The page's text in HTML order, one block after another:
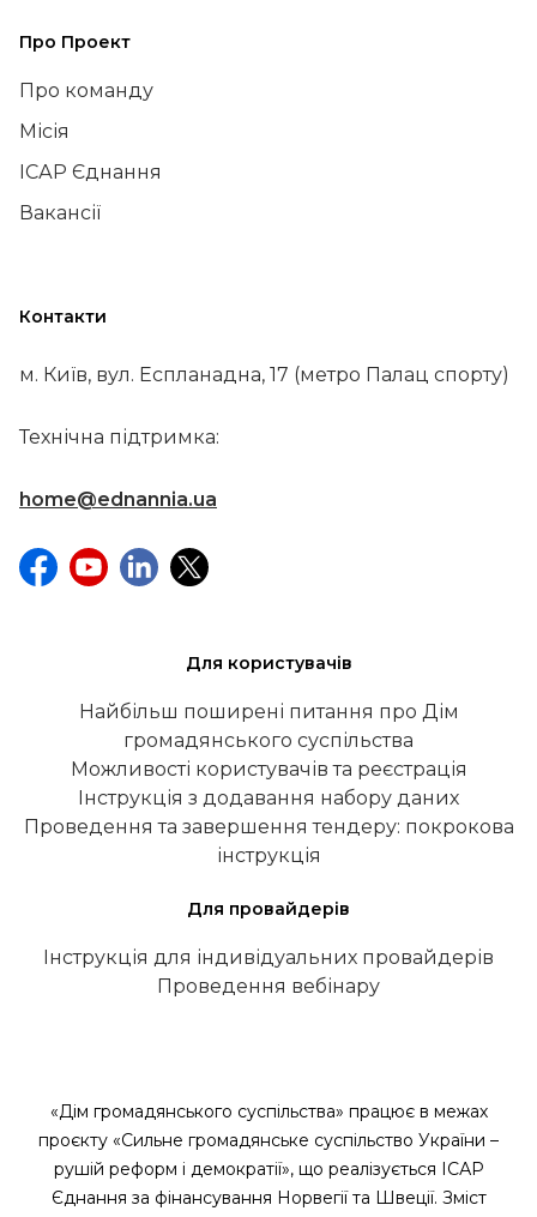
Про Проект
Про команду
Місія
ІСАР Єднання
Вакансії
Контакти
м. Київ, вул. Еспланадна, 17 (метро Палац спорту)
Технічна підтримка:
home@ednannia.ua
Для користувачів
Найбільш поширені питання про Дім
громадянського суспільства
Можливості користувачів та реєстрація
Інструкція з додавання набору даних
Проведення та завершення тендеру: покрокова
інструкція
Для провайдерів
Інструкція для індивідуальних провайдерів
Проведення вебінару
«Дім громадянського суспільства» працює в межах
проєкту «Сильне громадянське суспільство України –
рушій реформ і демократії», що реалізується ІСАР
Єднання за фінансування Норвегії та Швеції. Зміст